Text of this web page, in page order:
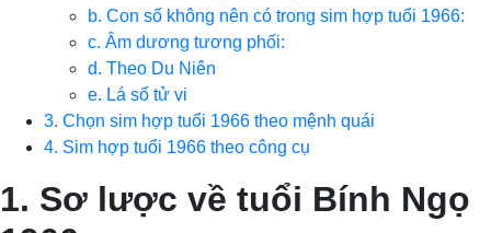
b. Con số không nên có trong sim hợp tuổi 1966:
c. Âm dương tương phối:
d. Theo Du Niên
e. Lá số tử vi
3. Chọn sim hợp tuổi 1966 theo mệnh quái
4. Sim hợp tuổi 1966 theo công cụ
1. Sơ lược về tuổi Bính Ngọ